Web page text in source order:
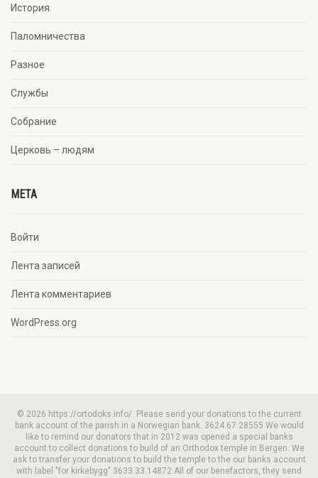
История
Паломничества
Разное
Службы
Собрание
Церковь – людям
META
Войти
Лента записей
Лента комментариев
WordPress.org
© 2026 https://ortodoks.info/. Please send your donations to the current
bank account of the parish in a Norwegian bank. 3624.67.28555 We would
like to remind our donators that in 2012 was opened a special banks
account to collect donations to build of an Orthodox temple in Bergen. We
ask to transfer your donations to build the temple to the our banks account
with label "for kirkebygg" 3633.33.14872 All of our benefactors, they send